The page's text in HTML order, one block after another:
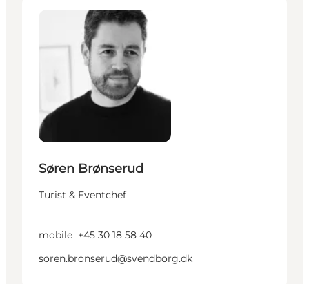
Søren Brønserud
Turist & Eventchef
mobile +45 30 18 58 40
soren.bronserud@svendborg.dk